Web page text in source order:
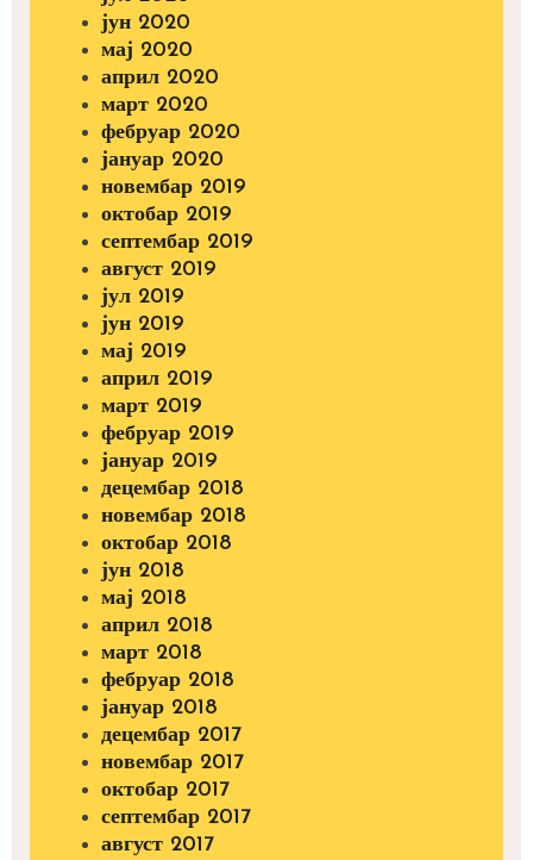
јун 2020
мај 2020
април 2020
март 2020
фебруар 2020
јануар 2020
новембар 2019
октобар 2019
септембар 2019
август 2019
јул 2019
јун 2019
мај 2019
април 2019
март 2019
фебруар 2019
јануар 2019
децембар 2018
новембар 2018
октобар 2018
јун 2018
мај 2018
април 2018
март 2018
фебруар 2018
јануар 2018
децембар 2017
новембар 2017
октобар 2017
септембар 2017
август 2017